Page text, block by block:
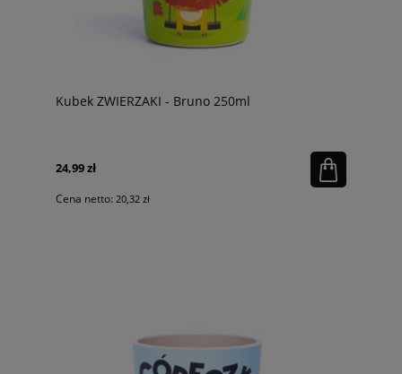
Kubek ZWIERZAKI - Bruno 250ml
24,99 zł
Cena netto: 20,32 zł